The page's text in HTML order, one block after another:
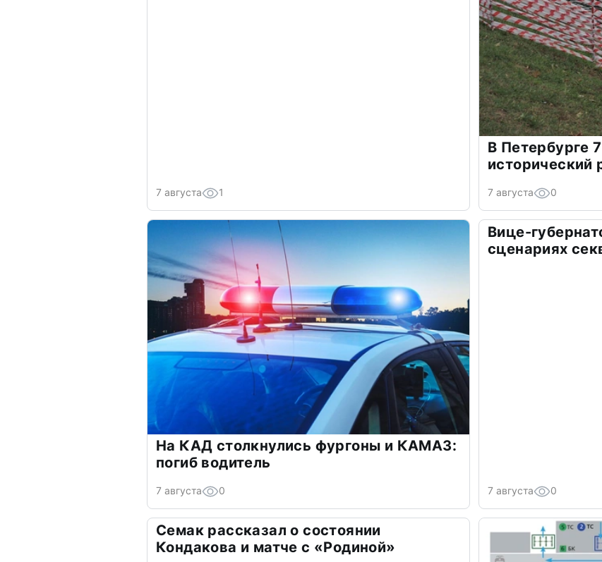
7 августа 1
В Петербурге
7 августа 0
На КАД столкнулись фургоны и КАМАЗ:
погиб водитель
7 августа 0
Вице-
сценариях
7 августа 0
Семак рассказал о состоянии
Кондакова и матче с «Родиной»